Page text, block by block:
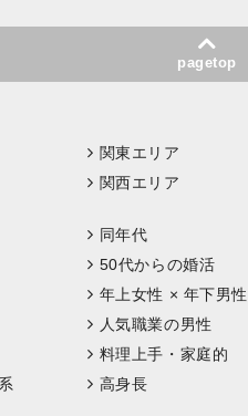
pagetop
関東エリア
関西エリア
同年代
50代からの婚活
年上女性 × 年下男性
人気職業の男性
料理上手・家庭的
高身長